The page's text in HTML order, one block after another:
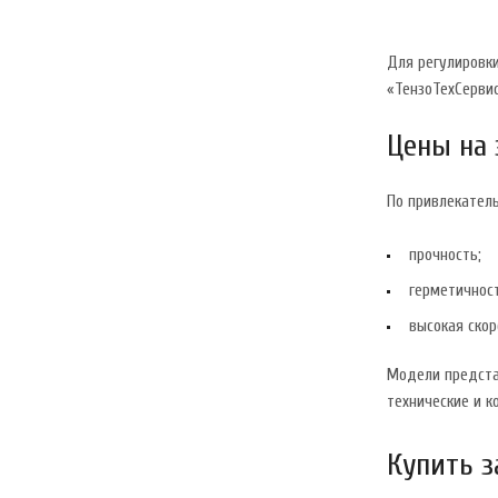
Для
Цены на
По
прочность;
высокая
Модели
технические и
Купить